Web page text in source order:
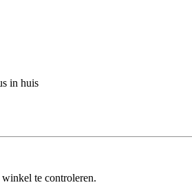
in huis
te controleren.